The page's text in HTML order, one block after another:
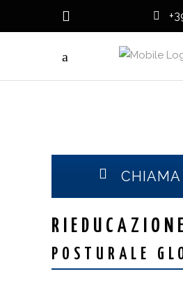
CHIAMA
RIEDUCAZIONE
POSTURALE